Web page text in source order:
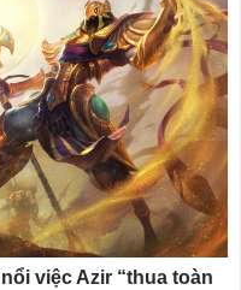
việc Azir “thua toàn